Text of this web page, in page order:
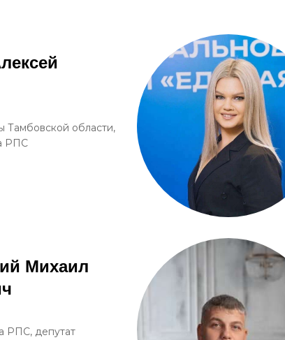
Тамбовской области,
РПС
Михаил
РПС, депутат